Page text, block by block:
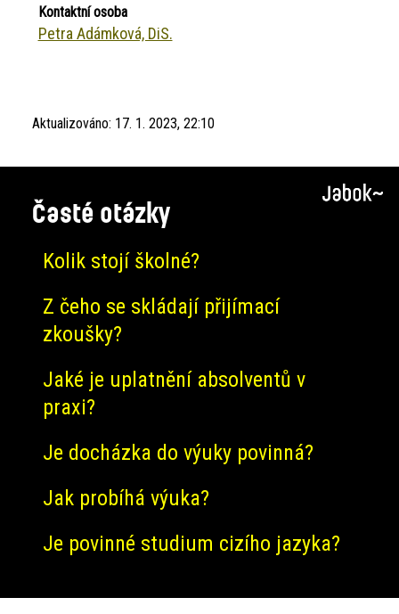
Kontaktní osoba
Petra Adámková, DiS.
Aktualizováno: 17. 1. 2023, 22:10
Časté otázky
Kolik stojí školné?
Z čeho se skládají přijímací
zkoušky?
Jaké je uplatnění absolventů v
praxi?
Je docházka do výuky povinná?
Jak probíhá výuka?
Je povinné studium cizího jazyka?